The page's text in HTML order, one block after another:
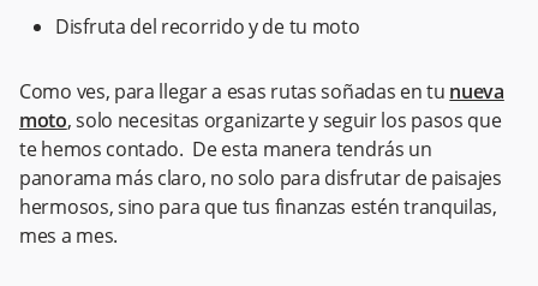
Disfruta del recorrido y de tu moto
Como ves, para llegar a esas rutas soñadas en tu nueva
moto, solo necesitas organizarte y seguir los pasos que
te hemos contado. De esta manera tendrás un
panorama más claro, no solo para disfrutar de paisajes
hermosos, sino para que tus finanzas estén tranquilas,
mes a mes.